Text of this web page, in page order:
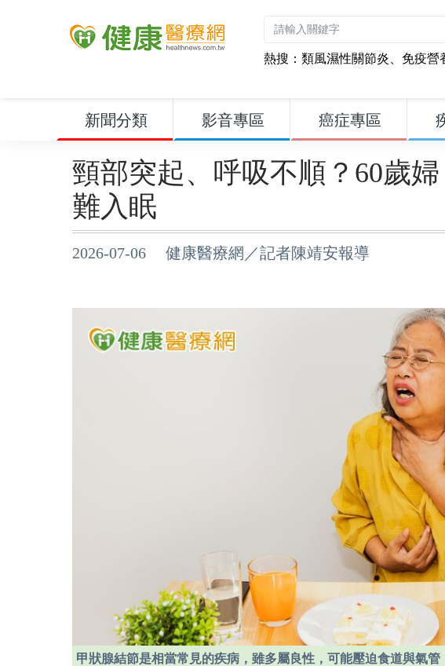
熱搜： 類風濕性關節炎、 免疫營
新聞分類 影音專區 癌症專區
頸部突起、呼吸不順？60歲
難入眠
2026-07-06 健康醫療網／記者陳靖安報導
甲狀腺結節是相當常見的疾病，雖多屬良性，可能壓迫食道與氣